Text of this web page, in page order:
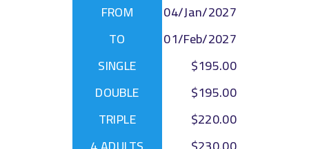
04/Jan/2027
01/Feb/2027
$195.00
$195.00
$220.00